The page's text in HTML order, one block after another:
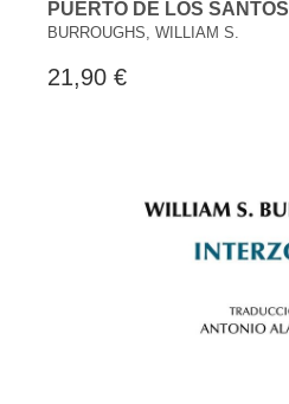
PUERTO DE LOS SANTOS
BURROUGHS, WILLIAM S.
21,90 €